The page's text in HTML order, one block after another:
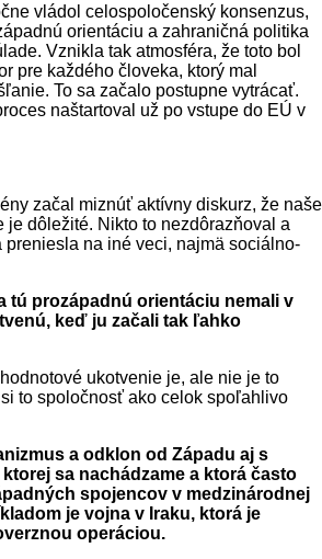
vládol celospoločenský konsenzus,
orientáciu a zahraničná politika
Vznikla tak atmosféra, že toto bol
pre každého človeka, ktorý mal
To sa začalo postupne vytrácať.
naštartoval už po vstupe do EÚ v
začal miznúť aktívny diskurz, že naše
je dôležité. Nikto to nezdôrazňoval a
na iné veci, najmä sociálno-
tú prozápadnú orientáciu nemali v
keď ju začali tak ľahko
ukotvenie je, ale nie je to
to spoločnosť ako celok spoľahlivo
a odklon od Západu aj s
sa nachádzame a ktorá často
spojencov v medzinárodnej
je vojna v Iraku, ktorá je
operáciou.